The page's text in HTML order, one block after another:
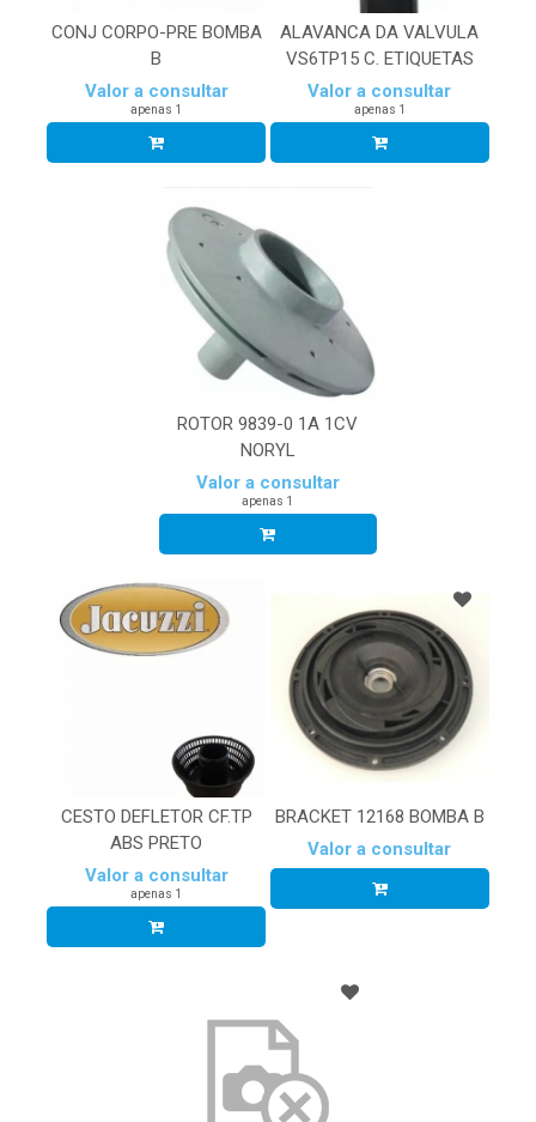
CONJ CORPO-PRE BOMBA
B
Valor a consultar
apenas 1
ALAVANCA DA VALVULA
VS6TP15 C. ETIQUETAS
Valor a consultar
apenas 1
ROTOR 9839-0 1A 1CV
NORYL
Valor a consultar
apenas 1
CESTO DEFLETOR CF.TP
ABS PRETO
Valor a consultar
apenas 1
BRACKET 12168 BOMBA B
Valor a consultar